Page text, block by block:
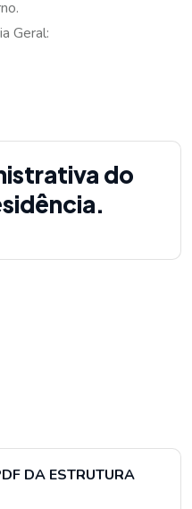
Geral:
do
DA ESTRUTURA